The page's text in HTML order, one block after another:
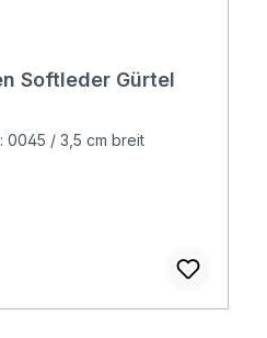
von 4.86 von 5 Sternen
Softleder Gürtel
0045 / 3,5 cm breit